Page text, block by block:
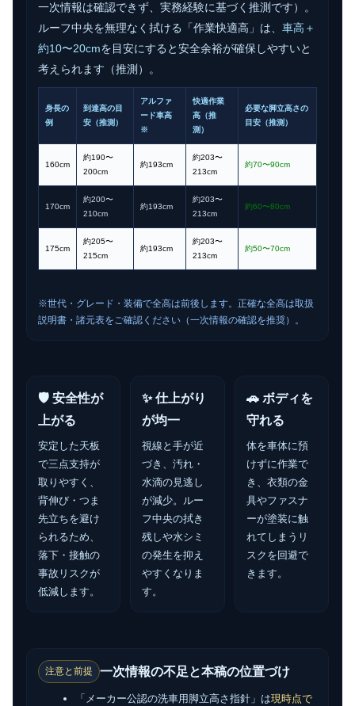
一次情報は確認できず、実務経験に基づく推測です）。
ルーフ中央を無理なく拭ける「作業快適高」は、 車高＋
約10〜20cmを目安にすると安全余裕が確保しやすいと
考えられます（推測）。
身長の
例
到達高の目
安（推測）
アルファ
ード車高
※
快適作業
高（推
測）
必要な脚立高さの
目安（推測）
160cm
約190〜
200cm
約193cm
約203〜
213cm
約70〜90cm
170cm
約200〜
210cm
約193cm
約203〜
213cm
約60〜80cm
175cm
約205〜
215cm
約193cm
約203〜
213cm
約50〜70cm
※世代・グレード・装備で全高は前後します。正確な全高は取扱
説明書・諸元表をご確認ください（一次情報の確認を推奨）。
🛡️ 安全性が
上がる
安定した天板
で三点支持が
取りやすく、
背伸び・つま
先立ちを避け
られるため、
落下・接触の
事故リスクが
低減します。
✨ 仕上がり
が均一
視線と手が近
づき、汚れ・
水滴の見逃し
が減少。ルー
フ中央の拭き
残しや水シミ
の発生を抑え
やすくなりま
す。
🚗 ボディを
守れる
体を車体に預
けずに作業で
き、衣類の金
具やファスナ
ーが塗装に触
れてしまうリ
スクを回避で
きます。
注意と前提 一次情報の不足と本稿の位置づけ
「メーカー公認の洗車用脚立高さ指針」は現時点で